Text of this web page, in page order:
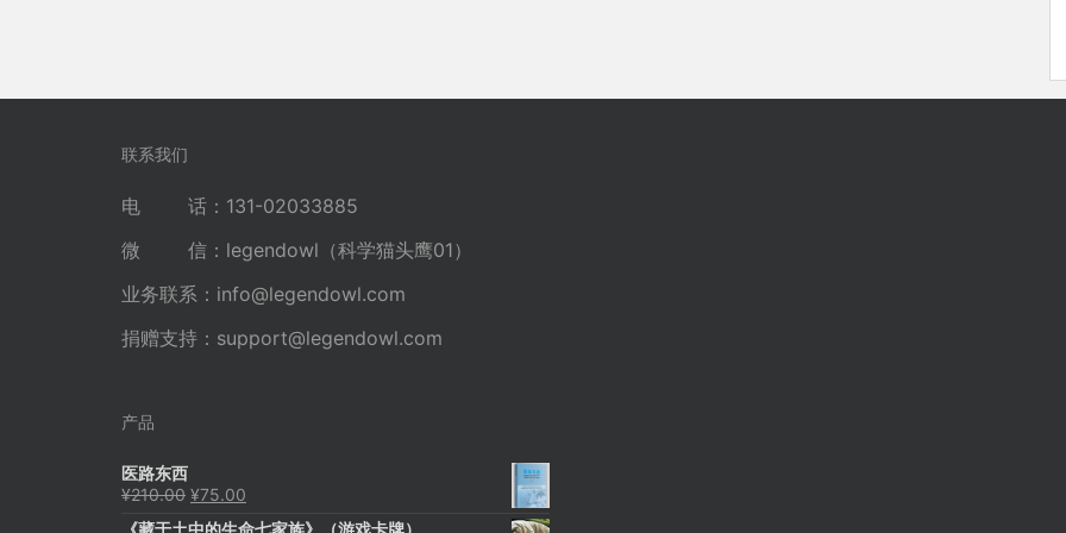
联系我们
电 话：131-02033885
微 信：legendowl（科学猫头鹰01）
业务联系： info@legendowl.com
捐赠支持： support@legendowl.com
产品
医路东西
¥210.00 原
¥75.00